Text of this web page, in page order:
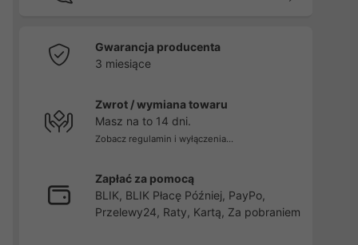
Gwarancja producenta
3 miesiące
Zwrot / wymiana towaru
Masz na to 14 dni.
Zobacz regulamin i wyłączenia...
Zapłać za pomocą
BLIK, BLIK Płacę Później, PayPo,
Przelewy24, Raty, Kartą, Za pobraniem